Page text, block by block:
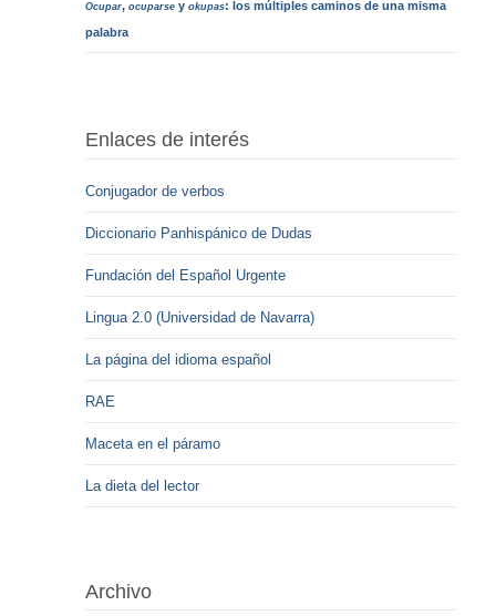
Ocupar,ocuparse yokupas: los múltiples caminos de una misma
palabra
Enlaces de interés
Conjugador de verbos
Diccionario Panhispánico de Dudas
Fundación del Español Urgente
Lingua 2.0 (Universidad de Navarra)
La página del idioma español
RAE
Maceta en el páramo
La dieta del lector
Archivo